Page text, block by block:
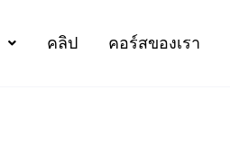
คลิป คอร์สของเรา